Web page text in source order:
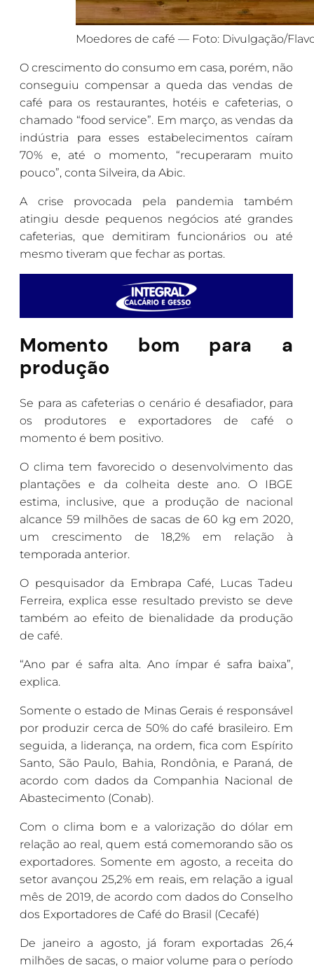
Moedores de café — Foto: Divulgação/
O crescimento do consumo em casa, porém, não
conseguiu compensar a queda das vendas de
café para os restaurantes, hotéis e cafeterias, o
chamado “food service”. Em março, as vendas da
indústria para esses estabelecimentos caíram
70% e, até o momento, “recuperaram muito
pouco”, conta Silveira, da Abic.
A crise provocada pela pandemia também
atingiu desde pequenos negócios até grandes
cafeterias, que demitiram funcionários ou até
mesmo tiveram que fechar as portas.
Momento bom para a
produção
Se para as cafeterias o cenário é desafiador, para
os produtores e exportadores de café o
momento é bem positivo.
O clima tem favorecido o desenvolvimento das
plantações e da colheita deste ano. O IBGE
estima, inclusive, que a produção de nacional
alcance 59 milhões de sacas de 60 kg em 2020,
um crescimento de 18,2% em relação à
temporada anterior.
O pesquisador da Embrapa Café, Lucas Tadeu
Ferreira, explica esse resultado previsto se deve
também ao efeito de bienalidade da produção
de café.
“Ano par é safra alta. Ano ímpar é safra baixa”,
explica.
Somente o estado de Minas Gerais é responsável
por produzir cerca de 50% do café brasileiro. Em
seguida, a liderança, na ordem, fica com Espírito
Santo, São Paulo, Bahia, Rondônia, e Paraná, de
acordo com dados da Companhia Nacional de
Abastecimento (Conab).
Com o clima bom e a valorização do dólar em
relação ao real, quem está comemorando são os
exportadores. Somente em agosto, a receita do
setor avançou 25,2% em reais, em relação a igual
mês de 2019, de acordo com dados do Conselho
dos Exportadores de Café do Brasil (Cecafé)
De janeiro a agosto, já foram exportadas 26,4
milhões de sacas, o maior volume para o período